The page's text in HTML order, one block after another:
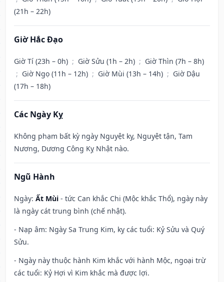
(21h – 22h)
Giờ Hắc Đạo
Giờ Tí (23h – 0h) ; Giờ Sửu (1h – 2h) ; Giờ Thìn (7h – 8h)
; Giờ Ngọ (11h – 12h) ; Giờ Mùi (13h – 14h) ; Giờ Dậu
(17h – 18h)
Các Ngày Kỵ
Không phạm bất kỳ ngày Nguyệt kỵ, Nguyệt tận, Tam
Nương, Dương Công Kỵ Nhật nào.
Ngũ Hành
Ngày: Ất Mùi - tức Can khắc Chi (Mộc khắc Thổ), ngày này
là ngày cát trung bình (chế nhật).
- Nạp âm: Ngày Sa Trung Kim, kỵ các tuổi: Kỷ Sửu và Quý
Sửu.
- Ngày này thuộc hành Kim khắc với hành Mộc, ngoại trừ
các tuổi: Kỷ Hợi vì Kim khắc mà được lợi.